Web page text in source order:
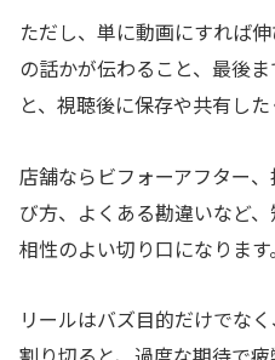
ただし、単に動画にすれば
の話かが伝わること、最後
と、視聴後に保存や共有した
店舗ならビフォーアフター
び方、よくある勘違いなど
相性のよい切り口になります。
リールはバズ目的だけでな